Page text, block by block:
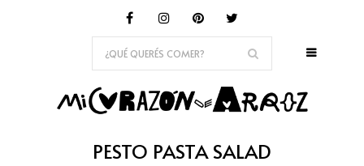
PESTO PASTA SALAD